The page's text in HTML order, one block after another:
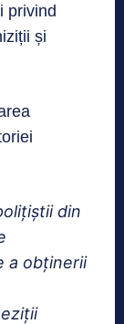
privind
și
din
a obţinerii